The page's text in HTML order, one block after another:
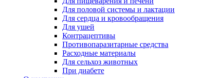
Для половой системы и лактации
Для сердца и кровообращения
Для ушей
Контрацептивы
Противопаразитарные средства
Расходные материалы
Для сельхоз животных
При диабете